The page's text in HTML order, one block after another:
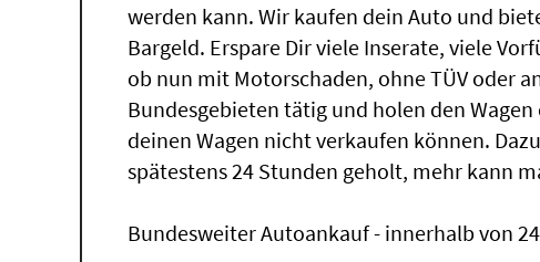
werden kann. Wir kaufen dein Auto und
Bargeld. Erspare Dir viele Inserate, viele
ob nun mit Motorschaden, ohne TÜV oder
Bundesgebieten tätig und holen den
deinen Wagen nicht verkaufen können.
spätestens 24 Stunden geholt, mehr kann
Bundesweiter Autoankauf - innerhalb von